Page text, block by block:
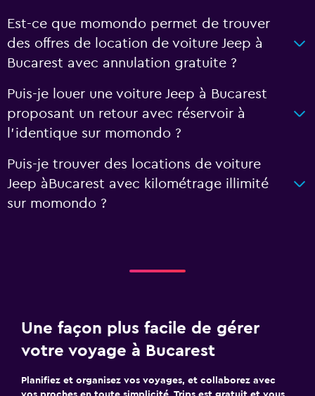
Est-ce que momondo permet de trouver
des offres de location de voiture Jeep à
Bucarest avec annulation gratuite ?
Puis-je louer une voiture Jeep à Bucarest
proposant un retour avec réservoir à
l'identique sur momondo ?
Puis-je trouver des locations de voiture
Jeep àBucarest avec kilométrage illimité
sur momondo ?
Une façon plus facile de gérer
votre voyage à Bucarest
Planifiez et organisez vos voyages, et collaborez avec